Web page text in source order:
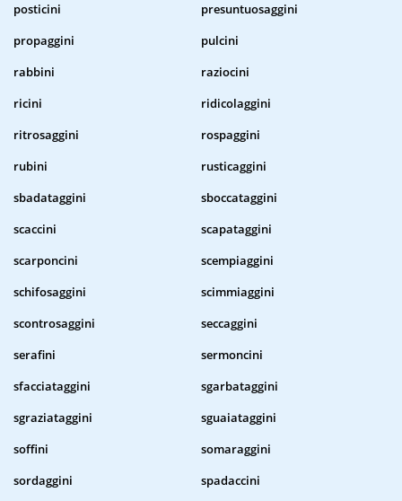
posticini
presuntuosaggini
propaggini
pulcini
rabbini
raziocini
ricini
ridicolaggini
ritrosaggini
rospaggini
rubini
rusticaggini
sbadataggini
sboccataggini
scaccini
scapataggini
scarponcini
scempiaggini
schifosaggini
scimmiaggini
scontrosaggini
seccaggini
serafini
sermoncini
sfacciataggini
sgarbataggini
sgraziataggini
sguaiataggini
soffini
somaraggini
sordaggini
spadaccini